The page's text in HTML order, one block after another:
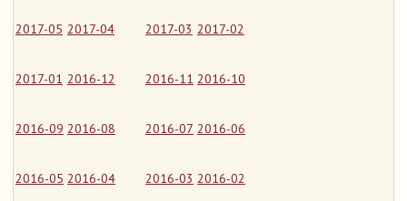
2017-05 2017-04 2017-03 2017-02
2017-01 2016-12 2016-11 2016-10
2016-09 2016-08 2016-07 2016-06
2016-05 2016-04 2016-03 2016-02